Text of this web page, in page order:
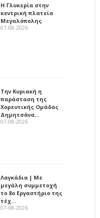
Η Γλυκερία στην
κεντρική πλατεία
Μεγαλόπολης
07-08-2026
Την Κυριακή η
παράσταση της
Χορευτικής Ομάδας
Δημητσάνα…
07-08-2026
Λαγκάδια | Με
μεγάλη συμμετοχή
το 8ο Εργαστήριο της
τέχ…
07-08-2026